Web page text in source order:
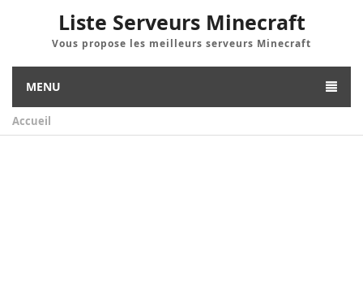
Liste Serveurs Minecraft
Vous propose les meilleurs serveurs Minecraft
MENU
Accueil